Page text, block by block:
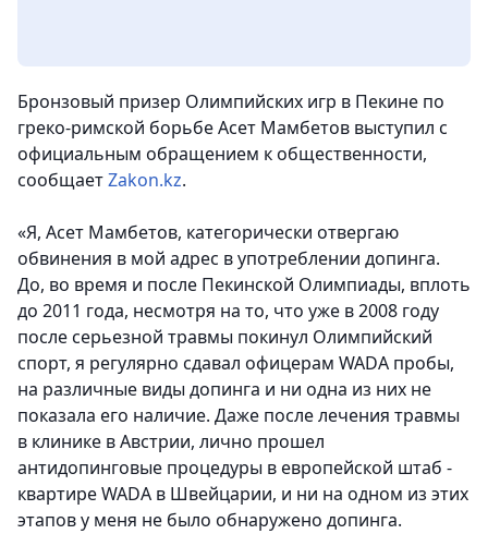
Бронзовый призер Олимпийских игр в Пекине по
греко-римской борьбе Асет Мамбетов выступил с
официальным обращением к общественности,
сообщаетZakon.kz.
«Я, Асет Мамбетов, категорически отвергаю
обвинения в мой адрес в употреблении допинга.
До, во время и после Пекинской Олимпиады, вплоть
до 2011 года, несмотря на то, что уже в 2008 году
после серьезной травмы покинул Олимпийский
спорт, я регулярно сдавал офицерам WADA пробы,
на различные виды допинга и ни одна из них не
показала его наличие. Даже после лечения травмы
в клинике в Австрии, лично прошел
антидопинговые процедуры в европейской штаб -
квартире WADA в Швейцарии, и ни на одном из этих
этапов у меня не было обнаружено допинга.